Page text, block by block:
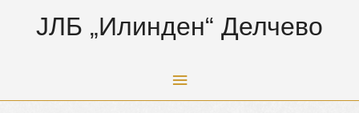
ЈЛБ „Илинден“ Делчево
Main